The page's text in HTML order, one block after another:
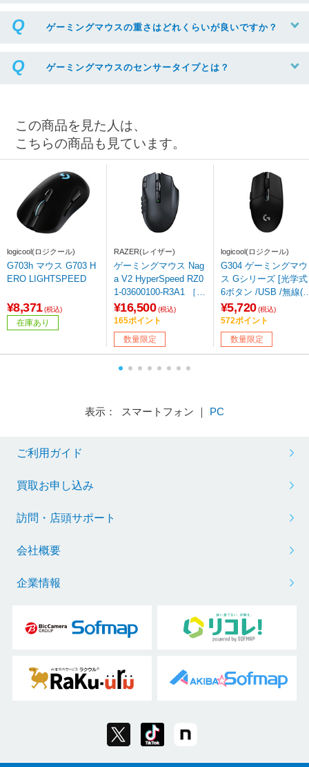
ゲーミングマウスの重さはどれくらいが良いですか？
ゲーミングマウスのセンサータイプとは？
この商品を見た人は、
こちらの商品も見ています。
logicool(ロジクール)
G703h マウス G703 H
ERO LIGHTSPEED
¥8,371 (税込)
在庫あり
RAZER(レイザー)
ゲーミングマウス Nag
a V2 HyperSpeed RZ0
1-03600100-R3A1 ［光
学式 /無線(ワイヤレス)
/21ボタン /Bluetooth・
USB］ 【sof001】
¥16,500 (税込)
165ポイント
数量限定
logicool(ロジクール)
G304 ゲーミングマウ
ス Gシリーズ [光学
6ボタン /USB /無線(
イヤレス)] 【sof001】
¥5,720 (税込)
572ポイント
数量限定
表示： スマートフォン ｜ PC
ご利用ガイド
買取お申し込み
訪問・店頭サポート
会社概要
企業情報